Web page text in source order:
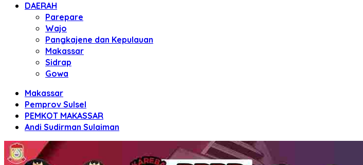
DAERAH
Parepare
Wajo
Pangkajene dan Kepulauan
Makassar
Sidrap
Gowa
Makassar
Pemprov Sulsel
PEMKOT MAKASSAR
Andi Sudirman Sulaiman